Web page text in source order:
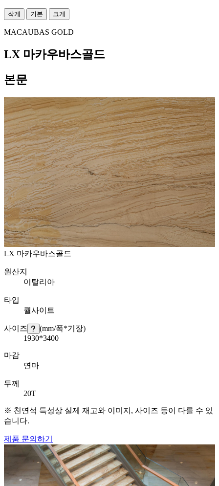
작게 기본 크게
MACAUBAS GOLD
LX 마카우바스골드
본문
LX 마카우바스골드
원산지
이탈리아
타입
퀄사이트
사이즈
(mm/폭*기장)
1930*3400
마감
연마
두께
20T
※ 천연석 특성상 실제 재고와 이미지, 사이즈 등이 다를 수 있
습니다.
제품 문의하기